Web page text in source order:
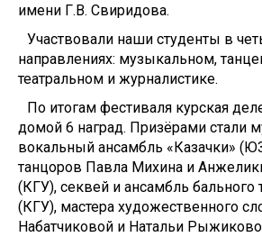
имени Г.В. Свиридова.
Участвовали наши студенты в
направлениях: музыкальном,
театральном и журналистике.
По итогам фестиваля курская
домой 6 наград. Призёрами стали
вокальный ансамбль «Казачки»
танцоров Павла Михина и
(КГУ), секвей и ансамбль бального
(КГУ), мастера художественного
Набатчиковой и Натальи